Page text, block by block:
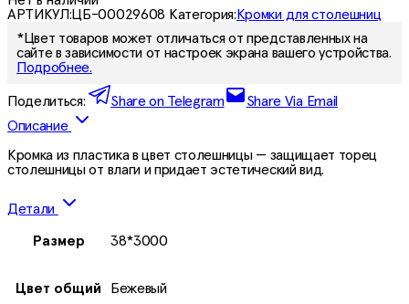
АРТИКУЛ:ЦБ-00029608 Категория: Кромки для столешниц
*Цвет товаров может отличаться от представленных на
сайте в зависимости от настроек экрана вашего устройства.
Подробнее.
Поделиться: Share on Telegram
Share Via Email
Описание
Кромка из пластика в цвет столешницы — защищает торец
столешницы от влаги и придает эстетический вид.
Детали
Размер 38*3000
Цвет общий Бежевый